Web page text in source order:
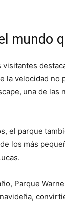
mundo
la velocidad no
una de
el parque
los más
Parque